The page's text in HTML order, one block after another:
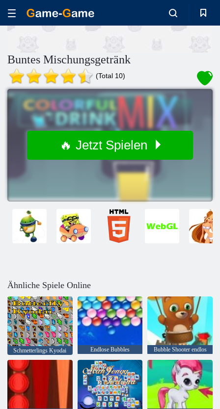
Buntes Mischungsgetränk
(Total 10)
🔥 Jetzt Spielen
Ähnliche Spiele Online
Schmetterlings Kyodai Endlose Bubbles Bubble Shooter endlos